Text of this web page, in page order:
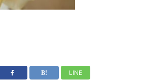
LINE